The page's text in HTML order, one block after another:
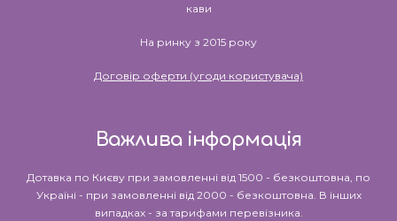
кави
На ринку з 2015 року
Договір оферти (угоди користувача)
Важлива інформація
Дотавка по Києву при замовленні від 1500 - безкоштовна, по
Україні - при замовленні від 2000 - безкоштовна. В інших
випадках - за тарифами перевізника.